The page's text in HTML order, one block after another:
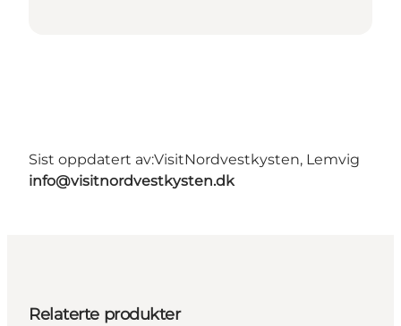
Sist oppdatert av:VisitNordvestkysten, Lemvig
info@visitnordvestkysten.dk
Relaterte produkter